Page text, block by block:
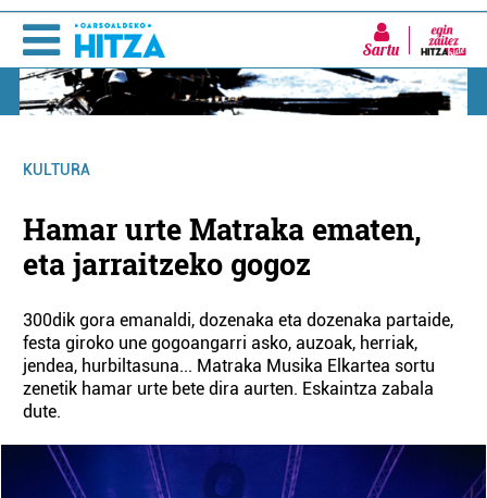
Sartu
KULTURA
Hamar urte Matraka ematen,
eta jarraitzeko gogoz
300dik gora emanaldi, dozenaka eta dozenaka partaide,
festa giroko une gogoangarri asko, auzoak, herriak,
jendea, hurbiltasuna... Matraka Musika Elkartea sortu
zenetik hamar urte bete dira aurten. Eskaintza zabala
dute.